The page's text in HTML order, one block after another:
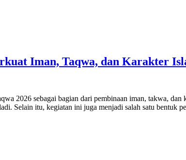
Iman, Taqwa, dan Karakter
2026 sebagai bagian dari pembinaan iman, takwa,
Selain itu, kegiatan ini juga menjadi salah satu bentuk